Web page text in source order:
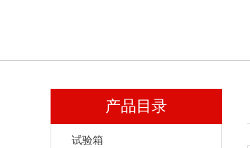
产品目录
试验箱